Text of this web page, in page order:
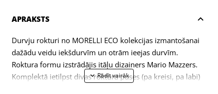
APRAKSTS
Durvju rokturi no MORELLI ECO kolekcijas izmantošanai
dažādu veidu iekšdurvīm un otrām ieejas durvīm.
Roktura formu izstrādājis itāļu dizainers Mario Mazzers.
Komplektā ietilpst divas roktura puses (pa kreisi, pa labi)